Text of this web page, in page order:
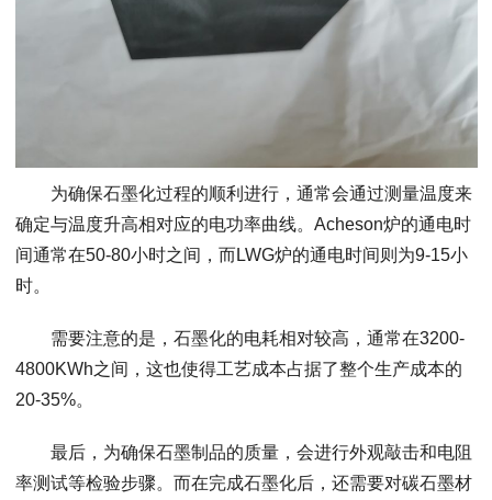
为确保石墨化过程的顺利进行，通常会通过测量温度来
确定与温度升高相对应的电功率曲线。Acheson炉的通电时
间通常在50-80小时之间，而LWG炉的通电时间则为9-15小
时。
需要注意的是，石墨化的电耗相对较高，通常在3200-
4800KWh之间，这也使得工艺成本占据了整个生产成本的
20-35%。
最后，为确保石墨制品的质量，会进行外观敲击和电阻
率测试等检验步骤。而在完成石墨化后，还需要对碳石墨材